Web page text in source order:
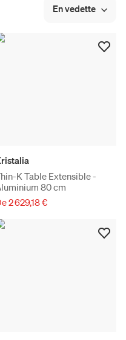
En vedette
K Table Extensible -
80 cm
2 629,18 €